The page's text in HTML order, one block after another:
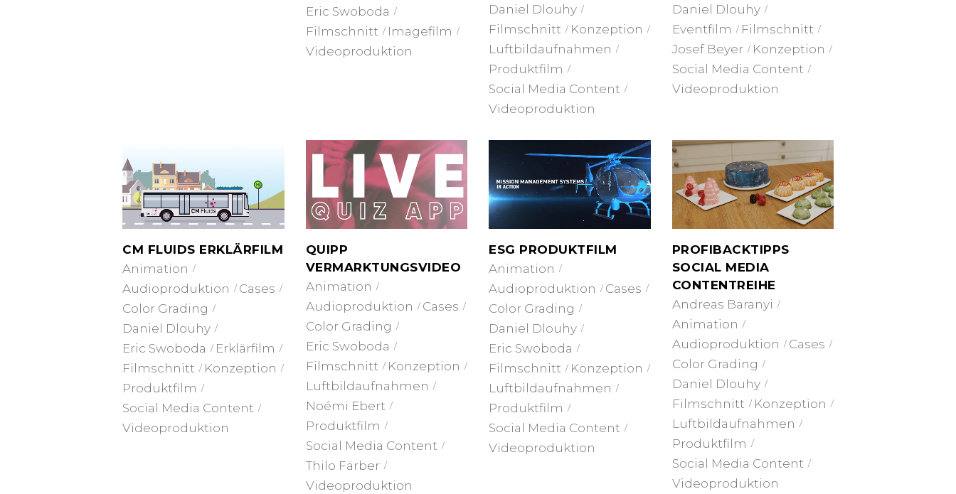
Eric Swoboda
Filmschnitt
Imagefilm
Videoproduktion
Daniel Dlouhy
Filmschnitt
Konzeption
Luftbildaufnahmen
Produktfilm
Social Media Content
Videoproduktion
Daniel Dlouhy
Eventfilm
Filmschnitt
Josef Beyer
Konzeption
Social Media Content
Videoproduktion
CM FLUIDS ERKLÄRFILM
Animation
Audioproduktion
Cases
Color Grading
Daniel Dlouhy
Eric Swoboda
Erklärfilm
Filmschnitt
Konzeption
Produktfilm
Social Media Content
Videoproduktion
QUIPP
VERMARKTUNGSVIDEO
Animation
Audioproduktion
Cases
Color Grading
Eric Swoboda
Filmschnitt
Konzeption
Luftbildaufnahmen
Noémi Ebert
Produktfilm
Social Media Content
Thilo Färber
Videoproduktion
ESG PRODUKTFILM
Animation
Audioproduktion
Cases
Color Grading
Daniel Dlouhy
Eric Swoboda
Filmschnitt
Konzeption
Luftbildaufnahmen
Produktfilm
Social Media Content
Videoproduktion
PROFIBACKTIPPS
SOCIAL MEDIA
CONTENTREIHE
Andreas Baranyi
Animation
Audioproduktion
Cases
Color Grading
Daniel Dlouhy
Filmschnitt
Konzeption
Luftbildaufnahmen
Produktfilm
Social Media Content
Videoproduktion